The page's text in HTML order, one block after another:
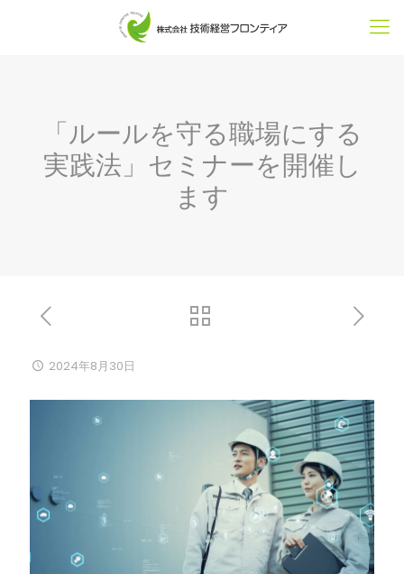
「ルールを守る職場にする
実践法」セミナーを開催し
ます
2024年8月30日